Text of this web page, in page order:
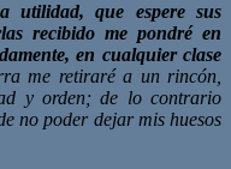
utilidad, que espere sus
recibido me pondré en
en cualquier clase
me retiraré a un rincón,
y orden; de lo contrario
no poder dejar mis huesos